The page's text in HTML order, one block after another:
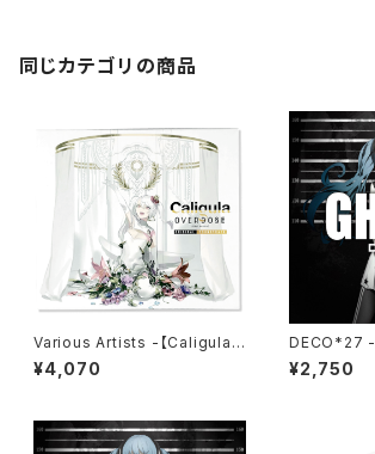
同じカテゴリの商品
Various Artists -【Caligula
Overdose/カリギュラ オーバ
ードーズ OriginalSoundtrac
¥4,070
DECO*27 -
¥2,750